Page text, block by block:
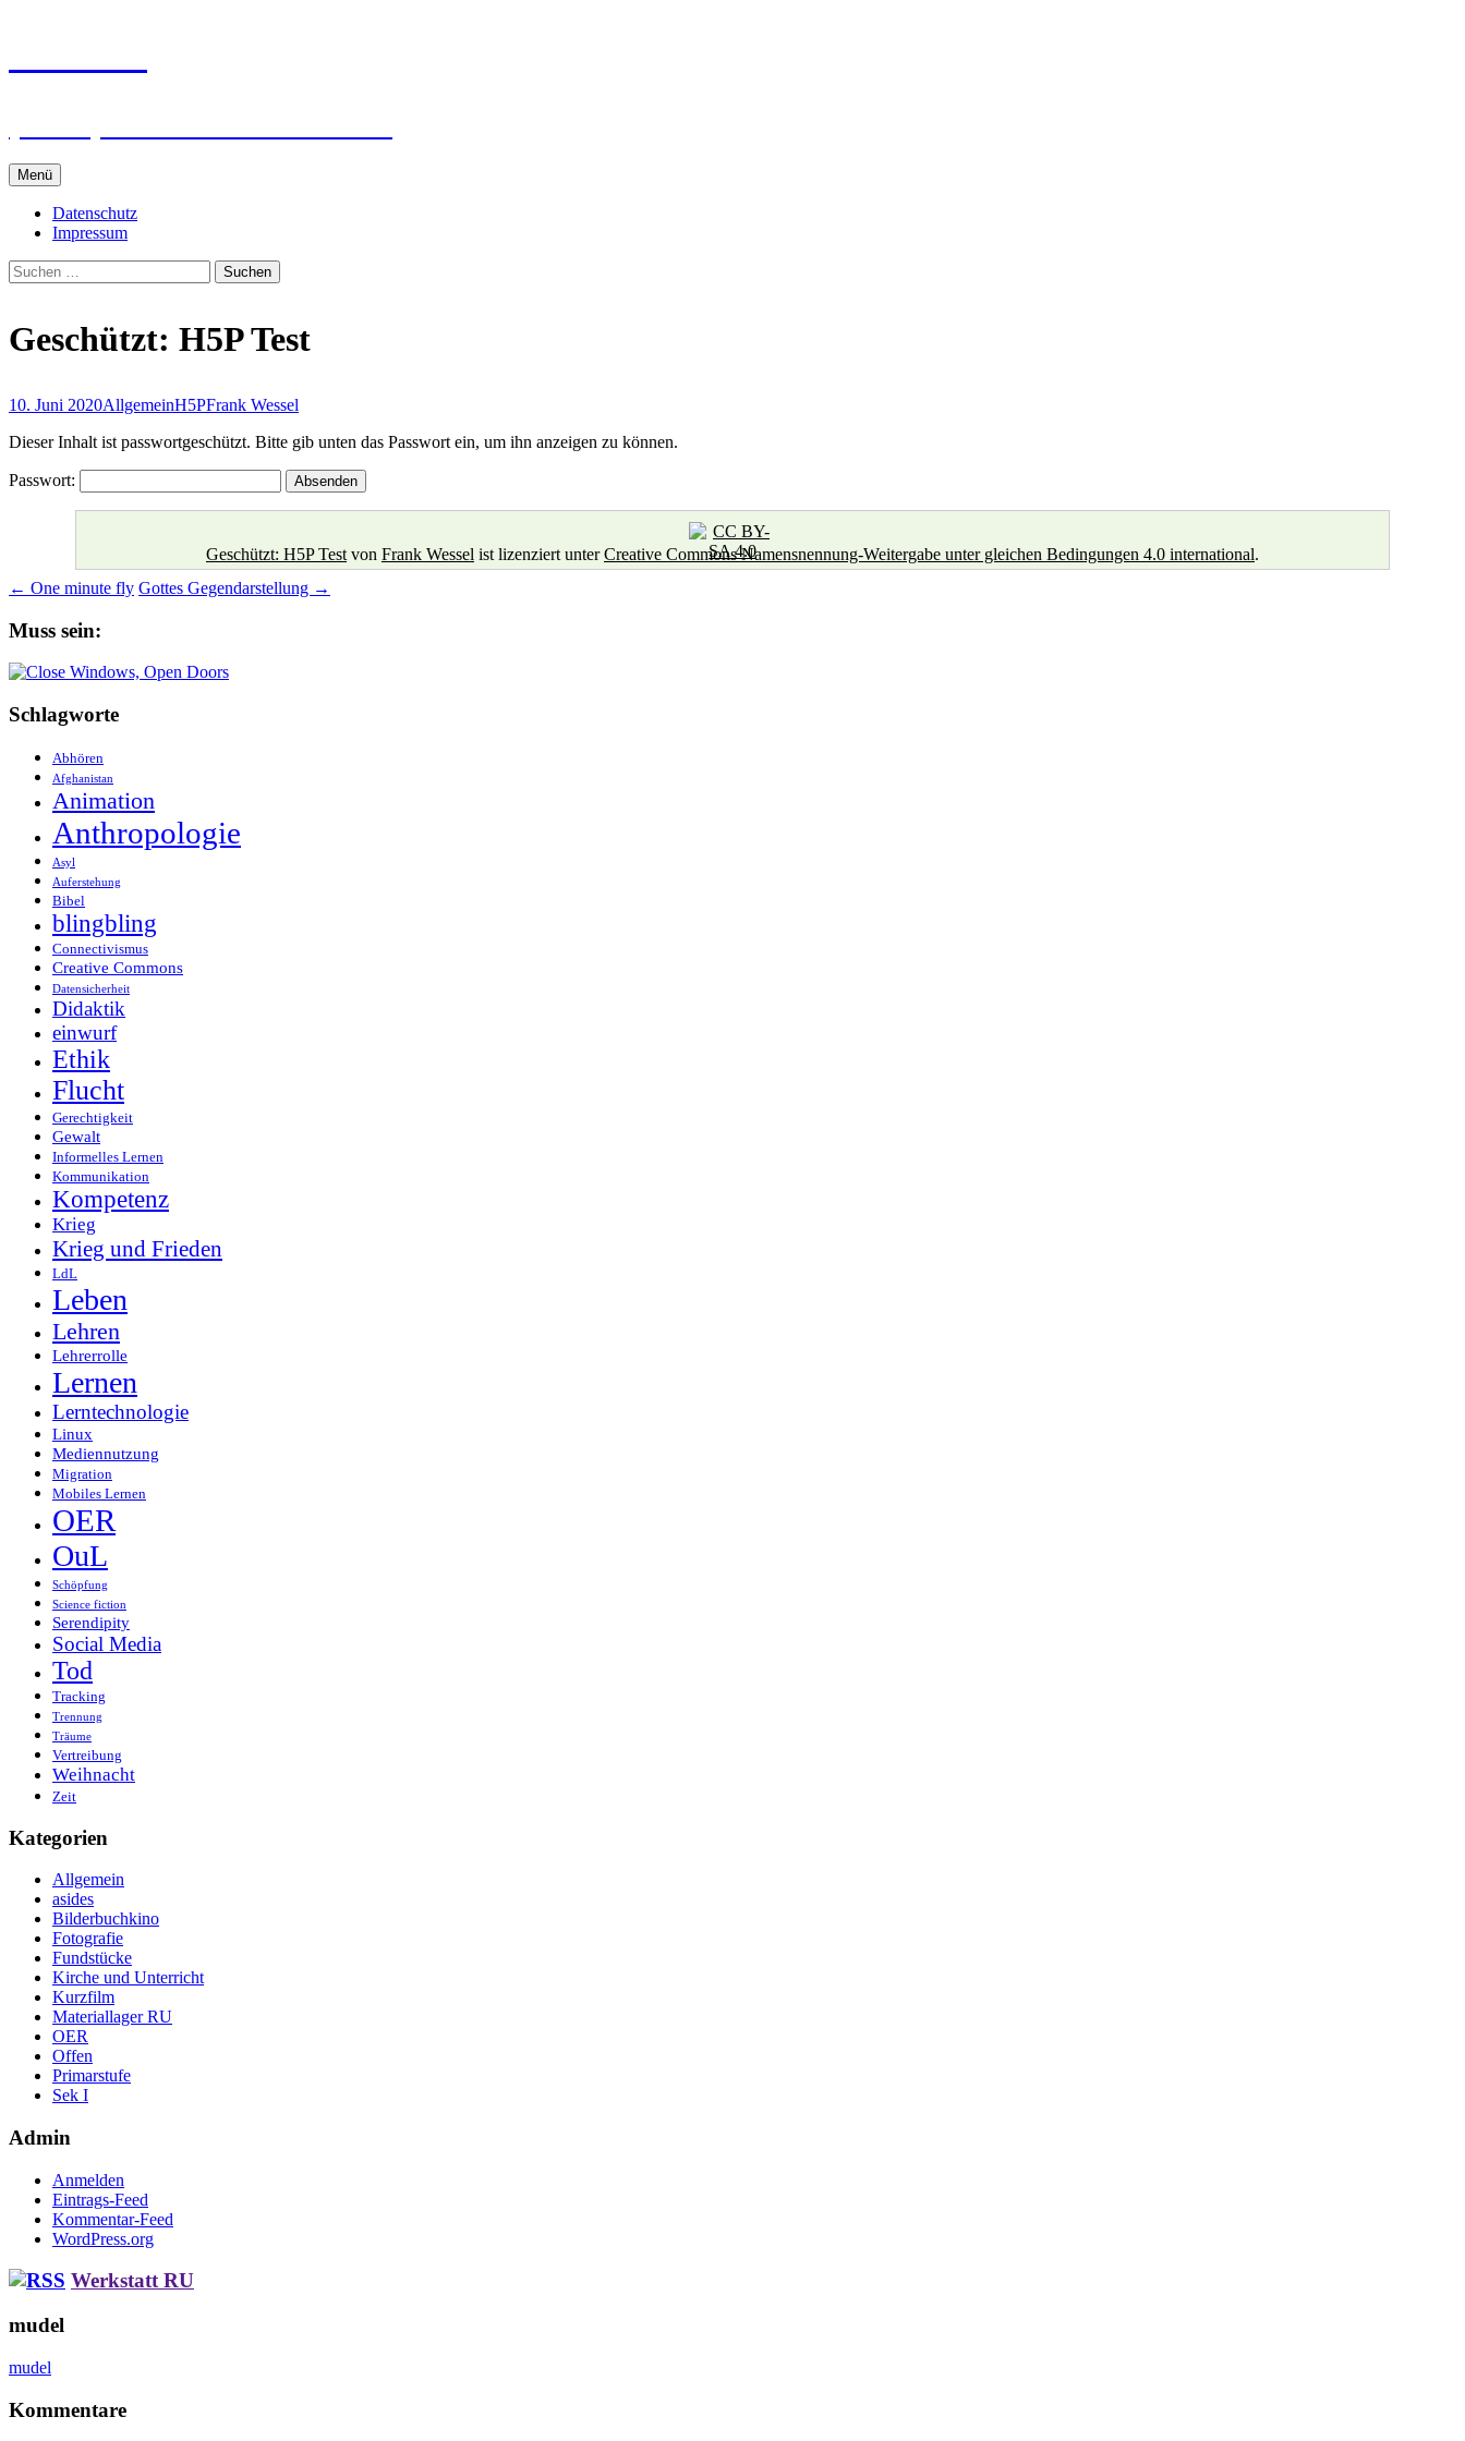
Menü
Datenschutz
Impressum
Suchen
nach:
Geschützt: H5P Test
10. Juni 2020AllgemeinH5PFrank Wessel
Dieser Inhalt ist passwortgeschützt. Bitte gib unten das Passwort ein, um ihn anzeigen zu können.
Passwort:
Geschützt: H5P Test von Frank Wessel ist lizenziert unterCreative Commons Namensnennung-Weitergabe unter gleichen Bedingungen 4.0 international.
Beitragsnavigation
← One minute fly Gottes Gegendarstellung →
Muss sein:
Schlagworte
Abhören
Afghanistan
Animation
Anthropologie
Asyl
Auferstehung
Bibel
blingbling
Connectivismus
Creative Commons
Datensicherheit
Didaktik
einwurf
Ethik
Flucht
Gerechtigkeit
Gewalt
Informelles Lernen
Kommunikation
Kompetenz
Krieg
Krieg und Frieden
LdL
Leben
Lehren
Lehrerrolle
Lernen
Lerntechnologie
Linux
Mediennutzung
Migration
Mobiles Lernen
OER
OuL
Schöpfung
Science fiction
Serendipity
Social Media
Tod
Tracking
Trennung
Träume
Vertreibung
Weihnacht
Zeit
Kategorien
Allgemein
asides
Bilderbuchkino
Fotografie
Fundstücke
Kirche und Unterricht
Kurzfilm
Materiallager RU
OER
Offen
Primarstufe
Sek I
Admin
Anmelden
Eintrags-Feed
Kommentar-Feed
WordPress.org
Werkstatt RU
mudel
mudel
Kommentare